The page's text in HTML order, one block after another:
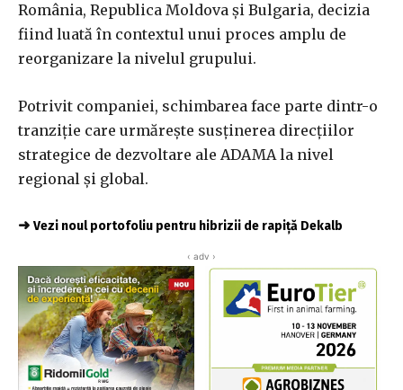
România, Republica Moldova și Bulgaria, decizia
fiind luată în contextul unui proces amplu de
reorganizare la nivelul grupului.
Potrivit companiei, schimbarea face parte dintr-o
tranziție care urmărește susținerea direcțiilor
strategice de dezvoltare ale ADAMA la nivel
regional și global.
➜ Vezi noul portofoliu pentru hibrizii de rapiță Dekalb
‹ adv ›